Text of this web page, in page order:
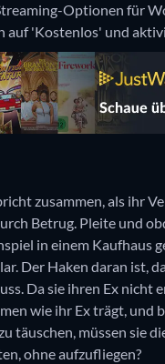
Optionen für
auf 'Kostenlos' und
zusammen, als ihr
Betrug. Pleite und
in einem Kaufhaus
Der Haken daran ist,
Da sie ihren Ex nicht
wie ihr Ex trägt, und
täuschen, müssen sie
ohne aufzufliegen?